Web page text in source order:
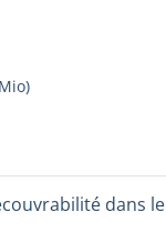
)
dans le